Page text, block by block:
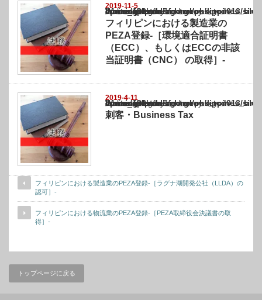
2019-11-5
Warning
: Undefined array key "show_category" in
/home/netst/kuno-cpa.co.jp/public_html/philippines_blog/wp-content/themes/
on line183
フィリピンにおける製造業の
PEZA登録-［環境適合証明書
（ECC）、もしくはECCの非該
当証明書（CNC） の取得］-
2019-4-11
Warning
: Undefined array key "show_category" in
/home/netst/kuno-cpa.co.jp/public_html/philippines_blog/wp-content/themes/
on line183
刺客・Business Tax
フィリピンにおける製造業のPEZA登録-［ラグナ湖開発公社（LLDA）の
認可］-
フィリピンにおける物流業のPEZA登録-［PEZA取締役会決議書の取
得］-
トップページに戻る